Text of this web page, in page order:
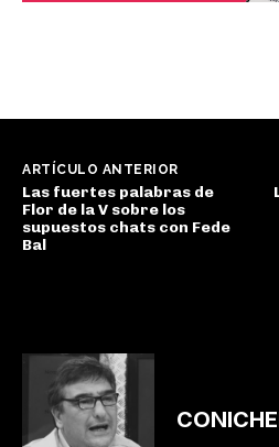
ARTÍCULO ANTERIOR
Las fuertes palabras de
Flor de la V sobre los
supuestos chats con Fede
Bal